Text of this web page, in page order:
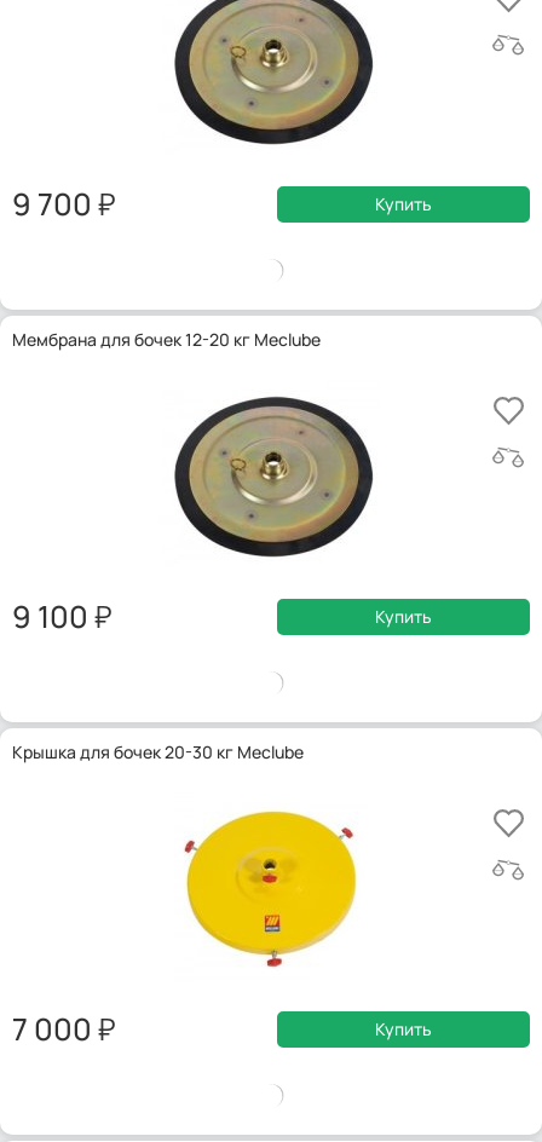
9 700 Купить
Мембрана для бочек 12-20 кг Meclube
9 100 Купить
Крышка для бочек 20-30 кг Meclube
7 000 Купить